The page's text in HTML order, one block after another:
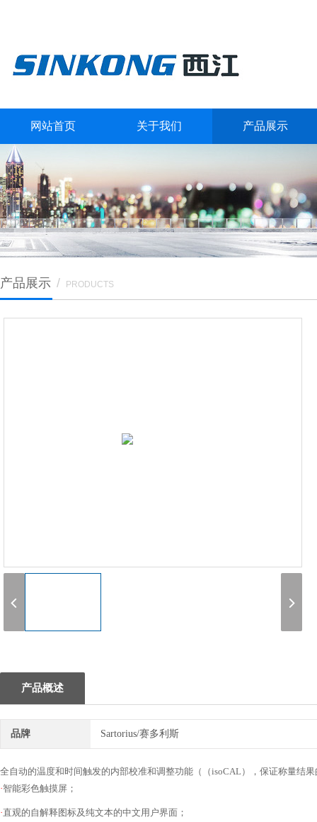
网站首页 关于我们 产品展示
产品展示 / PRODUCTS
产品概述
品牌 Sartorius/赛多利斯
全自动的温度和时间触发的内部校准和调整功能（（isoCAL ），保证称量结
·智能彩色触摸屏；
·直观的自解释图标及纯文本的中文用户界面；